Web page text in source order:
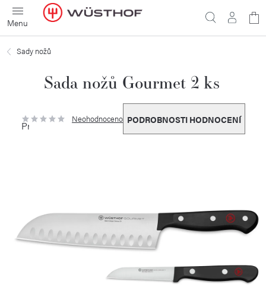
Přejít
na
obsah
Sady nožů
Sada nožů Gourmet 2 ks
Průměrné
hodnocení
Neohodnoceno PODROBNOSTI HODNOCENÍ